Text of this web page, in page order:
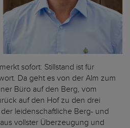
sofort: Stillstand ist für
Da geht es von der Alm zum
Büro auf den Berg, vom
auf den Hof zu den drei
leidenschaftliche Berg- und
vollster Überzeugung und